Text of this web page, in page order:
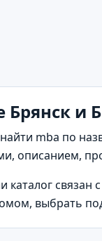
Брянск и
mba по
описанием,
каталог
выбрать